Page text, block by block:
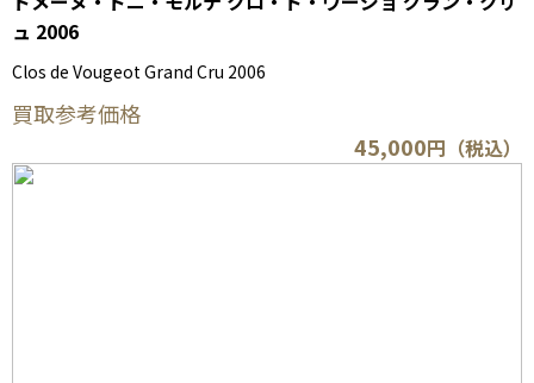
ュ 2006
Clos de Vougeot Grand Cru 2006
買取参考価格
45,000円（税込）